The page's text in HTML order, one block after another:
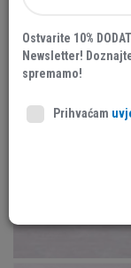
Ostvarite 10%
Newsletter!
spremamo!
Prihvaćam